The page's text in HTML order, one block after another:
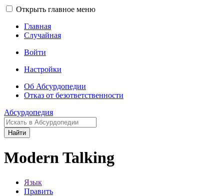
Открыть главное меню
Главная
Случайная
Войти
Настройки
Об Абсурдопедии
Отказ от безответственности
Абсурдопедия
Найти
Modern Talking
Язык
Править